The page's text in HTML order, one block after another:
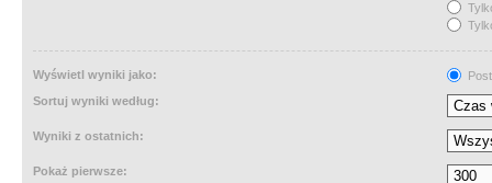
Wyświetl wyniki jako:
Sortuj wyniki według:
Wyniki z ostatnich:
Pokaż pierwsze: